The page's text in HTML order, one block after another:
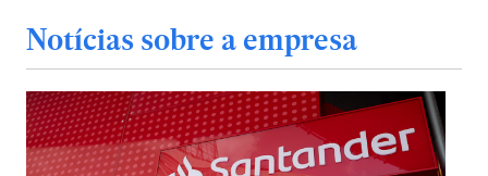
Notícias sobre a empresa